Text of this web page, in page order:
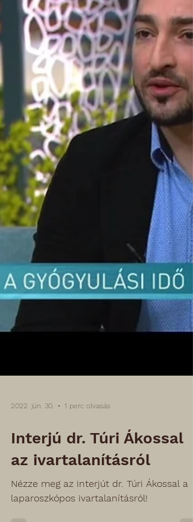
Interjú dr. Túri Ákossal
az ivartalanításról
Nézze meg az interjút dr. Túri Ákossal a